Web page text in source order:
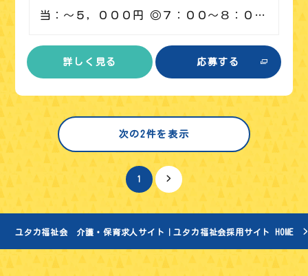
当：～５，０００円 ◎７：００～８：０…
詳しく見る 応募する
次の2件を表示
1 >
ユタカ福祉会 介護・保育求人サイト｜ユタカ福祉会採用サイト HOME